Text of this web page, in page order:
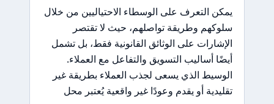
يمكن التعرف على الوسطاء الاحتياليين من خلال
سلوكهم وطريقة تواصلهم، حيث لا تقتصر
الإشارات على الوثائق القانونية فقط، بل تشمل
أيضًا أساليب التسويق والتفاعل مع العملاء.
الوسيط الذي يسعى لجذب العملاء بطريقة غير
تقليدية أو يقدم وعودًا غير واقعية يُعتبر محل